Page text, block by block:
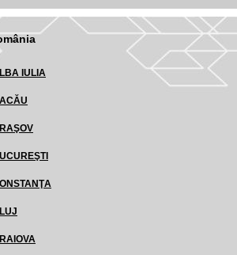
IULIA